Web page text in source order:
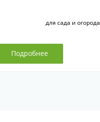
для сада и огорода
Подробнее